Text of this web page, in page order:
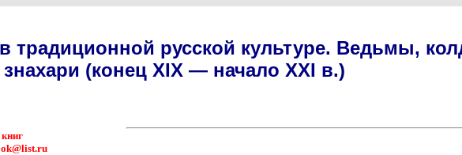
традиционной русской культуре. Ведьмы,
знахари (конец XIX — начало XXI в.)